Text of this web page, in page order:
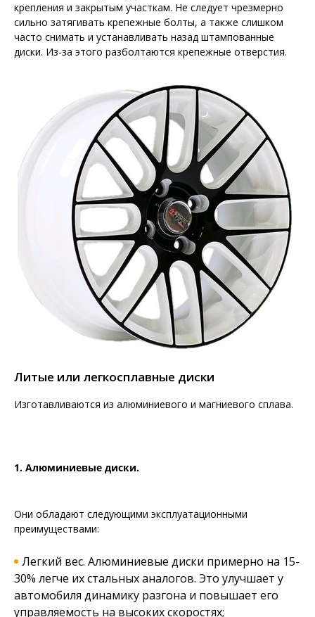
крепления и закрытым участкам. Не следует чрезмерно
сильно затягивать крепежные болты, а также слишком
часто снимать и устанавливать назад штампованные
диски. Из-за этого разболтаются крепежные отверстия.
Литые или легкосплавные диски
Изготавливаются из алюминиевого и магниевого сплава.
1. Алюминиевые диски.
Они обладают следующими эксплуатационными
преимуществами:
Легкий вес. Алюминиевые диски примерно на 15-
30% легче их стальных аналогов. Это улучшает у
автомобиля динамику разгона и повышает его
управляемость на высоких скоростях;